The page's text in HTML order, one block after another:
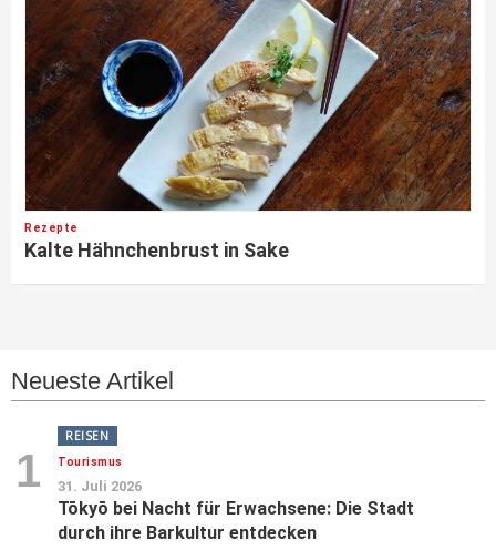
Rezepte
Kalte Hähnchenbrust in Sake
Neueste Artikel
1
REISEN
Tourismus
31. Juli 2026
Tōkyō bei Nacht für Erwachsene: Die Stadt
durch ihre Barkultur entdecken